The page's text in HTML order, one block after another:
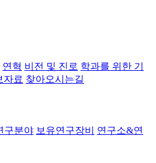
연혁 비전 및 진로 학과를 위한 기
자료 찾아오시는길
구분야 보유연구장비
연구소&연